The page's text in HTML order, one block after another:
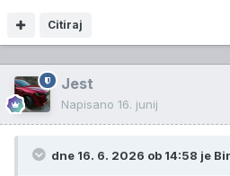
Citiraj
Jest
Napisano 16. junij
dne 16. 6. 2026 ob 14:58 je